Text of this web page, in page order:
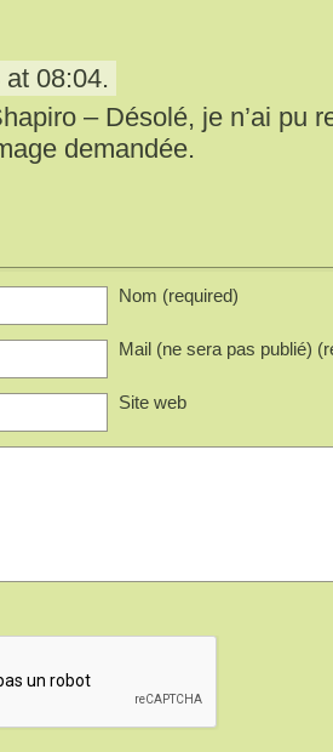
08:04.
– Désolé, je n’ai pu
demandée.
Nom (required)
Mail (ne sera pas publié)
Site web